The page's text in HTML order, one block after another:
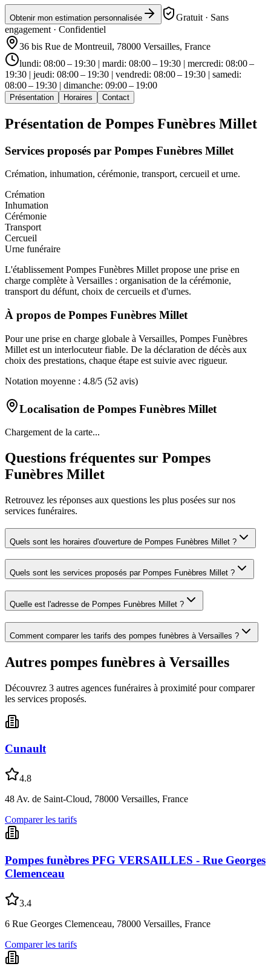
Obtenir mon estimation personnalisée
Gratuit · Sans
engagement · Confidentiel
36 bis Rue de Montreuil, 78000 Versailles, France
lundi: 08:00 – 19:30 | mardi: 08:00 – 19:30 | mercredi: 08:00 –
19:30 | jeudi: 08:00 – 19:30 | vendredi: 08:00 – 19:30 | samedi:
08:00 – 19:30 | dimanche: 09:00 – 19:00
Présentation Horaires Contact
Présentation de Pompes Funèbres Millet
Services proposés par Pompes Funèbres Millet
Crémation, inhumation, cérémonie, transport, cercueil et urne.
Crémation
Inhumation
Cérémonie
Transport
Cercueil
Urne funéraire
L'établissement Pompes Funèbres Millet propose une prise en
charge complète à Versailles : organisation de la cérémonie,
transport du défunt, choix de cercueils et d'urnes.
À propos de Pompes Funèbres Millet
Pour une prise en charge globale à Versailles, Pompes Funèbres
Millet est un interlocuteur fiable. De la déclaration de décès aux
choix des prestations, chaque étape est suivie avec rigueur.
Notation moyenne : 4.8/5 (52 avis)
Localisation de Pompes Funèbres Millet
Chargement de la carte...
Questions fréquentes sur Pompes
Funèbres Millet
Retrouvez les réponses aux questions les plus posées sur nos
services funéraires.
Quels sont les horaires d'ouverture de Pompes Funèbres Millet ?
Quels sont les services proposés par Pompes Funèbres Millet ?
Quelle est l'adresse de Pompes Funèbres Millet ?
Comment comparer les tarifs des pompes funèbres à Versailles ?
Autres pompes funèbres à Versailles
Découvrez 3 autres agences funéraires à proximité pour comparer
les services proposés.
Cunault
4.8
48 Av. de Saint-Cloud, 78000 Versailles, France
Comparer les tarifs
Pompes funèbres PFG VERSAILLES - Rue Georges
Clemenceau
3.4
6 Rue Georges Clemenceau, 78000 Versailles, France
Comparer les tarifs